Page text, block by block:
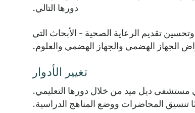
دورها التالي.
وتحسين تقديم الرعاية الصحية - الأبحاث التي
الجهاز الهضمي والجهاز الهضمي والعلوم.
تغيير الأدوار
مستشفى ديل ميد من خلال دورها التعليمي.
المحاضرات ووضع المناهج الدراسية.